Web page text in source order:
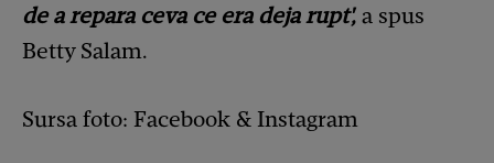
de a repara ceva ce era deja rupt', a spus
Betty Salam.
Sursa foto: Facebook & Instagram